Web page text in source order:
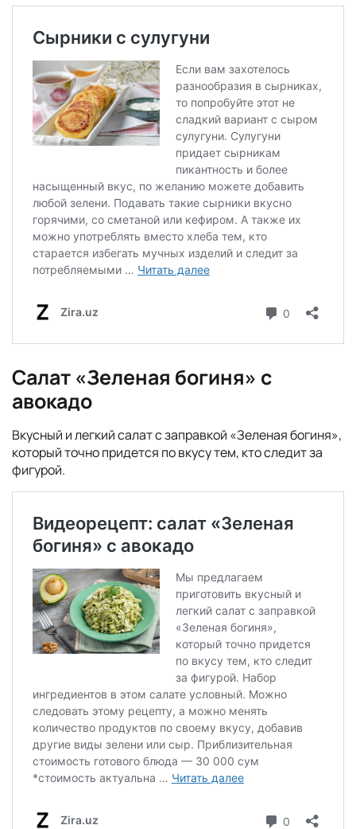
Салат «Зеленая богиня» с
авокадо
Вкусный и легкий салат с заправкой «Зеленая богиня»,
который точно придется по вкусу тем, кто следит за
фигурой.